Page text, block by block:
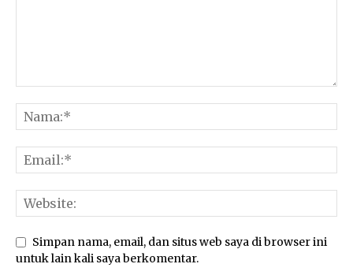
Simpan nama, email, dan situs web saya di browser ini
untuk lain kali saya berkomentar.